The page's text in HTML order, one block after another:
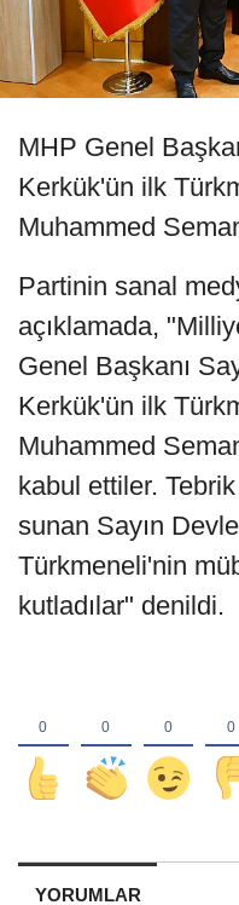
MHP Genel
Kerkük'ün ilk
Muhammed
Partinin sanal
açıklamada,
Genel Başkanı
Kerkük'ün ilk
Muhammed
kabul ettiler.
sunan Sayın
Türkmeneli'nin
kutladılar" denildi.
YORUMLAR